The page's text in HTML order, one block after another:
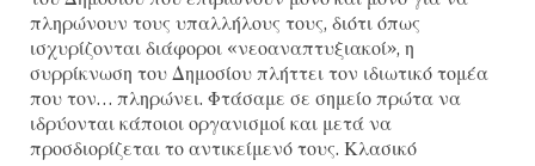
πληρώνουν τους υπαλλήλους τους, διότι όπως
ισχυρίζονται διάφοροι «νεοαναπτυξιακοί», η
συρρίκνωση του Δημοσίου πλήττει τον ιδιωτικό τομέα
που τον… πληρώνει. Φτάσαμε σε σημείο πρώτα να
ιδρύονται κάποιοι οργανισμοί και μετά να
προσδιορίζεται το αντικείμενό τους. Κλασικό